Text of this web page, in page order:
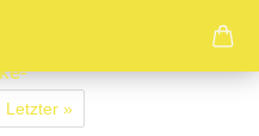
Letzter »